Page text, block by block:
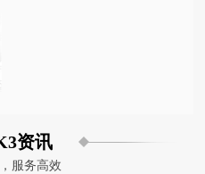
资讯
服务高效